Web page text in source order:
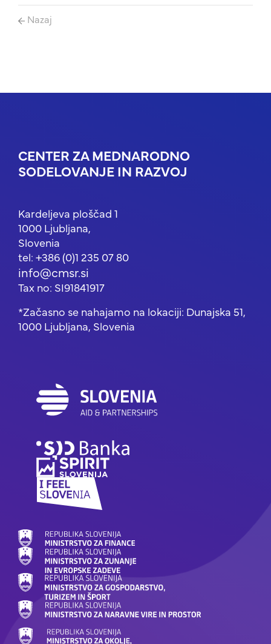
Nazaj
CENTER ZA MEDNARODNO
SODELOVANJE IN RAZVOJ
Kardeljeva ploščad 1
1000 Ljubljana,
Slovenia
tel: +386 (0)1 235 07 80
info@cmsr.si
Tax no: SI91841917
*Začasno se nahajamo na lokaciji: Dunajska 51,
1000 Ljubljana, Slovenia